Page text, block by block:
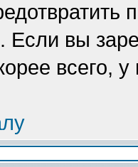
Если вы
всего,